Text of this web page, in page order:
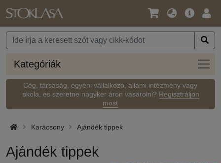
Nyelv
Pénznem
Fő
Kategóriák
Cég, társaság, egyéni vállalkozó, állami intézmény vagy
iskola, és szeretne nagyker áron vásárolni? Regisztráljon
most
Karácsony Ajándék tippek
Ajándék tippek